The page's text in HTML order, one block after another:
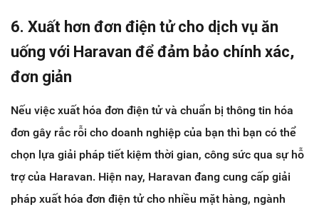
6. Xuất hơn đơn điện tử cho dịch vụ ăn
uống với Haravan để đảm bảo chính xác,
đơn giản
Nếu việc xuất hóa đơn điện tử và chuẩn bị thông tin hóa
đơn gây rắc rỗi cho doanh nghiệp của bạn thì bạn có thể
chọn lựa giải pháp tiết kiệm thời gian, công sức qua sự hỗ
trợ của Haravan. Hiện nay, Haravan đang cung cấp giải
pháp xuất hóa đơn điện tử cho nhiều mặt hàng, ngành